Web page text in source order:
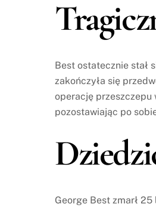
Best ostatecznie stał
zakończyła się
operację przeszczepu
pozostawiając po
George Best zmarł